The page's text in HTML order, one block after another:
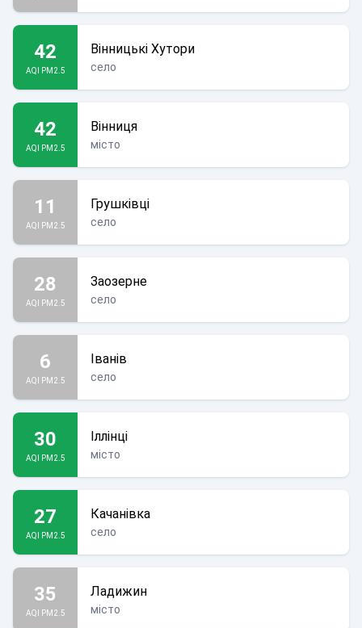
42
AQI PM2.5
Вінницькі Хутори
село
42
AQI PM2.5
Вінниця
місто
11
AQI PM2.5
Грушківці
село
28
AQI PM2.5
Заозерне
село
6
AQI PM2.5
Іванів
село
30
AQI PM2.5
Іллінці
місто
27
AQI PM2.5
Качанівка
село
35
AQI PM2.5
Ладижин
місто